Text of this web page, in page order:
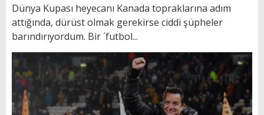
Dünya Kupası heyecanı Kanada topraklarına adım
attığında, dürüst olmak gerekirse ciddi şüpheler
barındırıyordum. Bir ´futbol...